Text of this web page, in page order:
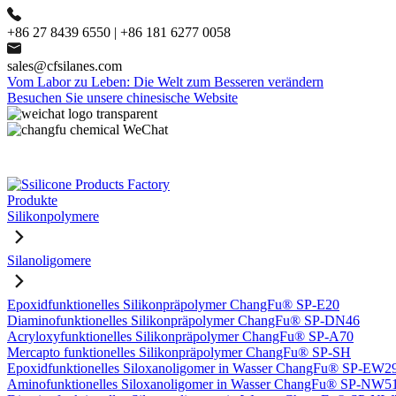
+86 27 8439 6550 | +86 181 6277 0058
sales@cfsilanes.com
Vom Labor zu Leben: Die Welt zum Besseren verändern
Besuchen Sie unsere chinesische Website
Produkte
Silikonpolymere
Silanoligomere
Epoxidfunktionelles Silikonpräpolymer ChangFu® SP-E20
Diaminofunktionelles Silikonpräpolymer ChangFu® SP-DN46
Acryloxyfunktionelles Silikonpräpolymer ChangFu® SP-A70
Mercapto funktionelles Silikonpräpolymer ChangFu® SP-SH
Epoxidfunktionelles Siloxanoligomer in Wasser ChangFu® SP-
Aminofunktionelles Siloxanoligomer in Wasser ChangFu® SP-